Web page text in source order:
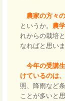
農家の方々
というか。 農
れからの栽培
なればと思いま
今年の受講
けているのは
照、降雨など
ことが多いと